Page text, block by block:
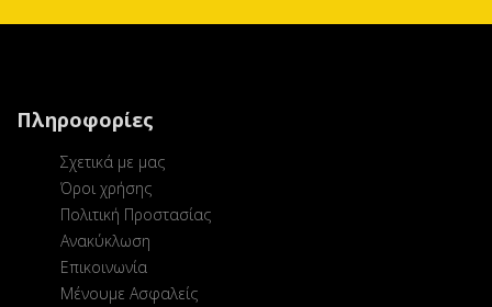
Πληροφορίες
Σχετικά με μας
Όροι χρήσης
Πολιτική Προστασίας
Ανακύκλωση
Επικοινωνία
Μένουμε Ασφαλείς